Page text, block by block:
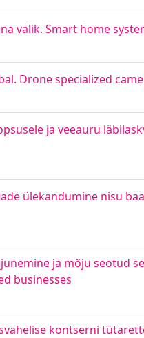
valik. Smart home
Drone specialized
ja veeauru
ülekandumine nisu
ja mõju seotud
businesses
kontserni